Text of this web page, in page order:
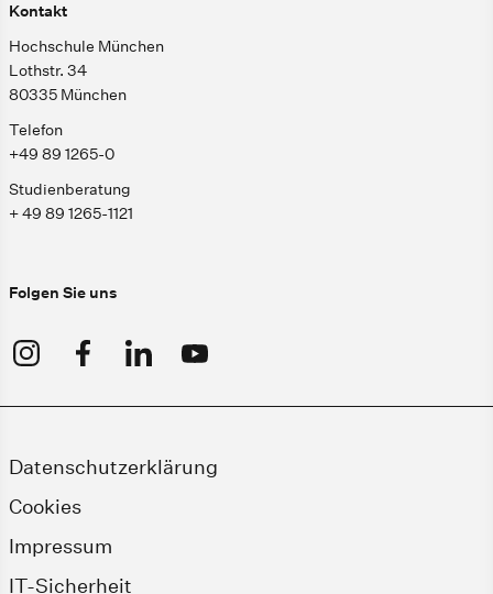
Kontakt
Hochschule München
Lothstr. 34
80335 München
Telefon
+49 89 1265-0
Studienberatung
+ 49 89 1265-1121
Folgen Sie uns
Datenschutzerklärung
Cookies
Impressum
IT-Sicherheit